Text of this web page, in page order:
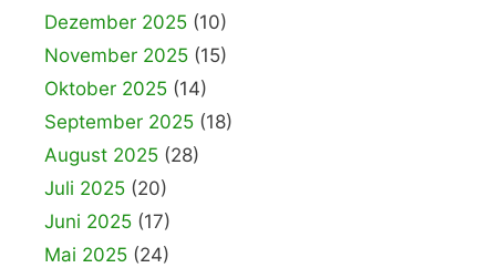
Dezember 2025 (10)
November 2025 (15)
Oktober 2025 (14)
September 2025 (18)
August 2025 (28)
Juli 2025 (20)
Juni 2025 (17)
Mai 2025 (24)